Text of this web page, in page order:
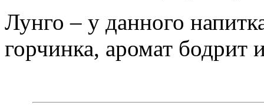
Лунго – у данного
горчинка, аромат бодрит